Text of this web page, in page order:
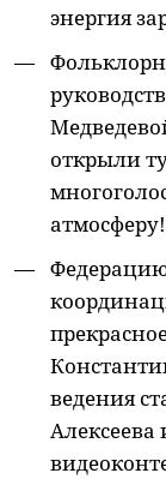
энергия
открыли
атмосферу!
ведения